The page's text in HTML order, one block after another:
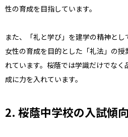
性の育成を目指しています。
また、「礼と学び」を建学の精神と
女性の育成を目的とした「礼法」の
れています。桜蔭では学識だけでな
成に力を入れています。
2. 桜蔭中学校の入試傾向